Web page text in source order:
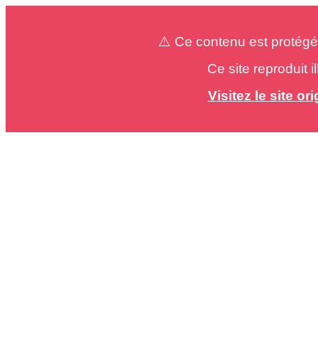
⚠️ Ce contenu est
Ce site reproduit
Visitez le site